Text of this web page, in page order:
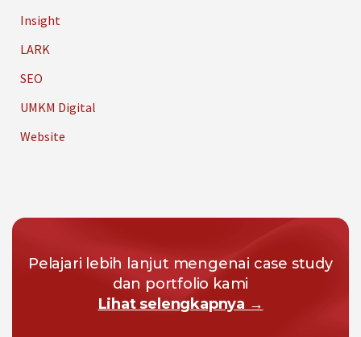
Insight
LARK
SEO
UMKM Digital
Website
Pelajari lebih lanjut mengenai case study
dan portfolio kami
Lihat selengkapnya →